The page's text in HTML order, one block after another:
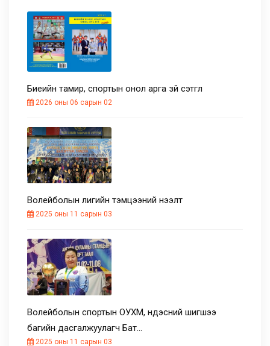
ХӨТӨЛБӨРҮҮД
БУСАД
Биеийн тамир, спортын онол арга зүй сэтгүүл
2026 оны 06 сарын 02
Волейболын лигийн тэмцээний нээлт
2025 оны 11 сарын 03
Волейболын спортын ОУХМ, үндэсний шигшээ
багийн дасгалжуулагч Бат…
2025 оны 11 сарын 03